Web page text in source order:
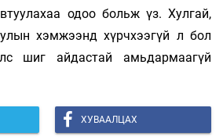
одоо больж үз. Хулгай,
хэмжээнд хүрчхээгүй л бол
шиг айдастай амьдармаагүй
ХУВААЛЦАХ